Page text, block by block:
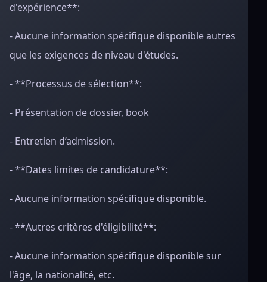
d'expérience**:
- Aucune information spécifique disponible autres
que les exigences de niveau d'études.
- **Processus de sélection**:
- Présentation de dossier, book
- Entretien d’admission.
- **Dates limites de candidature**:
- Aucune information spécifique disponible.
- **Autres critères d'éligibilité**:
- Aucune information spécifique disponible sur
l'âge, la nationalité, etc.